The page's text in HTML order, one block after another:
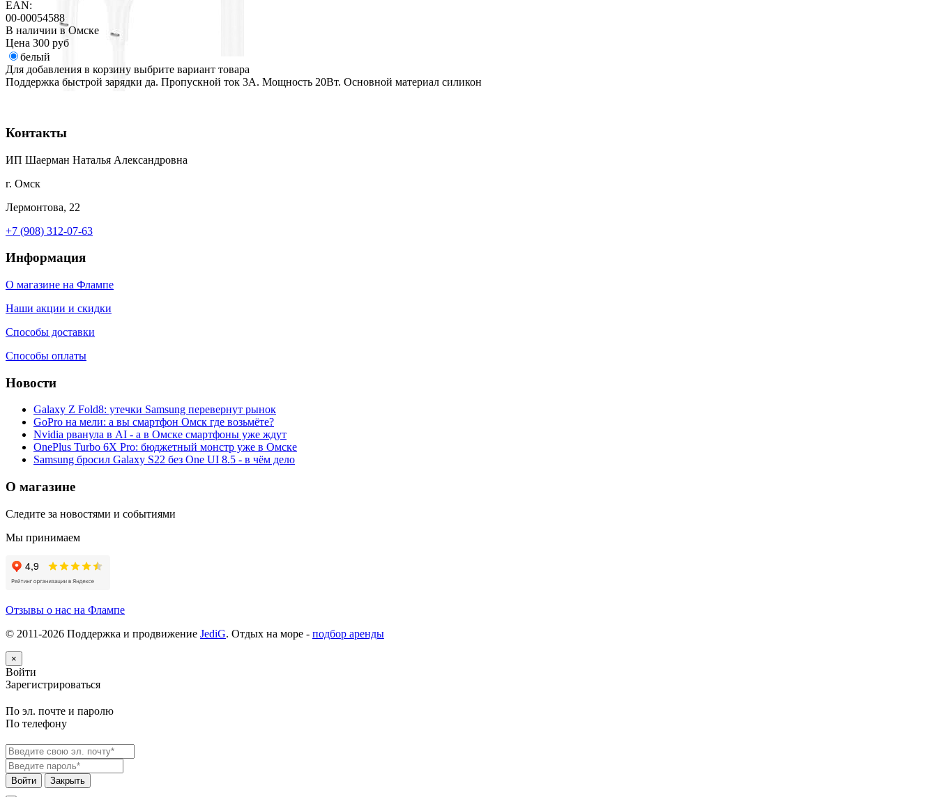
EAN:
00-00054588
В наличии в Омске
Цена 300 руб
белый
Для добавления в корзину выбрите вариант товара
Поддержка быстрой зарядки да. Пропускной ток 3А. Мощность 20Вт. Основной материал силикон
Контакты
ИП Шаерман Наталья Александровна
г. Омск
Лермонтова, 22
+7 (908) 312-07-63
Информация
О магазине на Флампе
Наши акции и скидки
Способы доставки
Способы оплаты
Новости
Galaxy Z Fold8: утечки Samsung перевернут рынок
GoPro на мели: а вы смартфон Омск где возьмёте?
Nvidia рванула в AI - а в Омске смартфоны уже ждут
OnePlus Turbo 6X Pro: бюджетный монстр уже в Омске
Samsung бросил Galaxy S22 без One UI 8.5 - в чём дело
О магазине
Следите за новостями и событиями
Мы принимаем
Отзывы о нас на Флампе
© 2011-2026 Поддержка и продвижение JediG. Отдых на море - подбор аренды
×
Войти
Зарегистрироваться
По эл. почте и паролю
По телефону
Войти Закрыть